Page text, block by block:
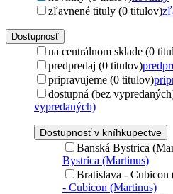
zľavnené tituly (0 titulov)
Dostupnosť
na centrálnom sklade (0
predpredaj (0 titulov)
pripravujeme (0 titulov)
dostupná (bez
vypredaných)
Dostupnosť v kníhkupectve
Banská Bystrica
Bystrica (Martinus)
Bratislava -
- Cubicon (Martinus)